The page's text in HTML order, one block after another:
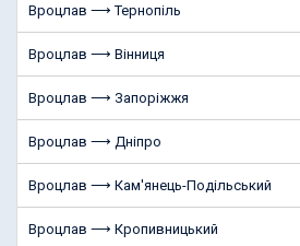
Вроцлав ⟶ Тернопіль
Вроцлав ⟶ Вінниця
Вроцлав ⟶ Запоріжжя
Вроцлав ⟶ Дніпро
Вроцлав ⟶ Кам'янець-Подільський
Вроцлав ⟶ Кропивницький